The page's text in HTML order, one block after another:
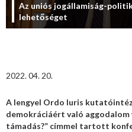
Az uniós jogállamiság-
lehetőséget
2022. 04. 20.
A lengyel Ordo Iuris
demokráciáért való aggodalom
támadás?” címmel tartott